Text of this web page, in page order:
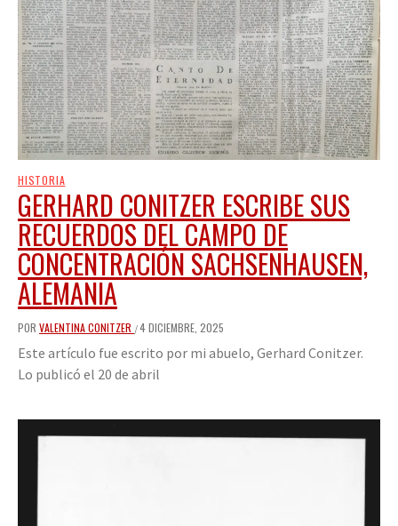
HISTORIA
GERHARD CONITZER ESCRIBE SUS
RECUERDOS DEL CAMPO DE
CONCENTRACIÓN SACHSENHAUSEN,
ALEMANIA
POR VALENTINA CONITZER /4 DICIEMBRE, 2025
Este artículo fue escrito por mi abuelo, Gerhard Conitzer.
Lo publicó el 20 de abril